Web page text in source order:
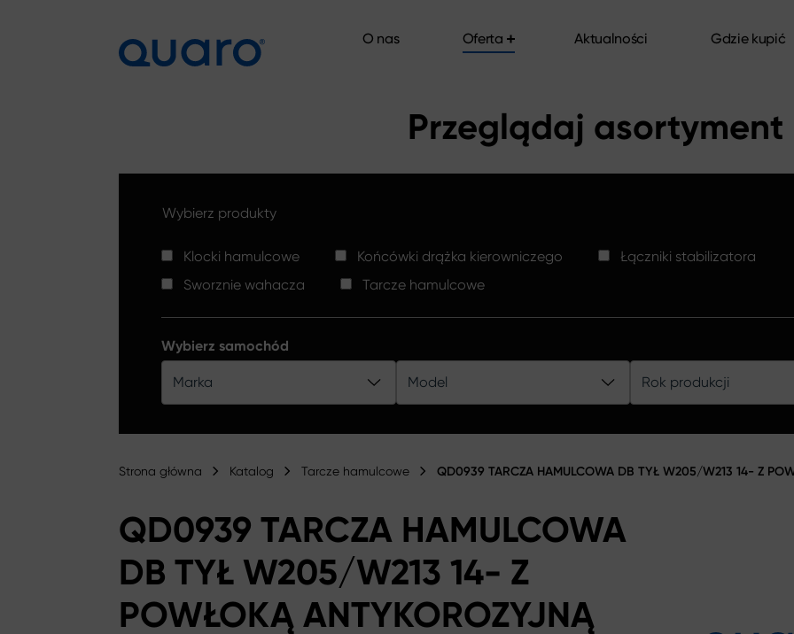
O nas
Oferta
Aktualności
Gdzie kupić
Przeglądaj asortyment
Wybierz produkty
Klocki hamulcowe Końcówki drążka kierowniczego
Łączniki stabilizatora
Sworznie wahacza
Tarcze hamulcowe
Wybierz samochód
Marka Model Rok produkcji
Strona główna Katalog Tarcze hamulcowe QD0939 TARCZA HAMULCOWA DB TYŁ W205/W213 14- Z
QD0939 TARCZA HAMULCOWA
DB TYŁ W205/W213 14- Z
POWŁOKĄ ANTYKOROZYJNĄ